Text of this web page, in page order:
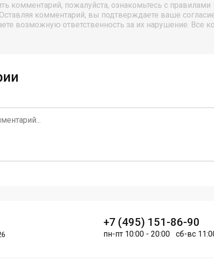
комментарий, пожалуйста, ознакомьтесь с правилами
комментарий, вы подтверждаете ваше
возможную ответственность за их нарушение. Все
+7 (495) 151-86-90
пн-пт 10:00 - 20:00 сб-вс